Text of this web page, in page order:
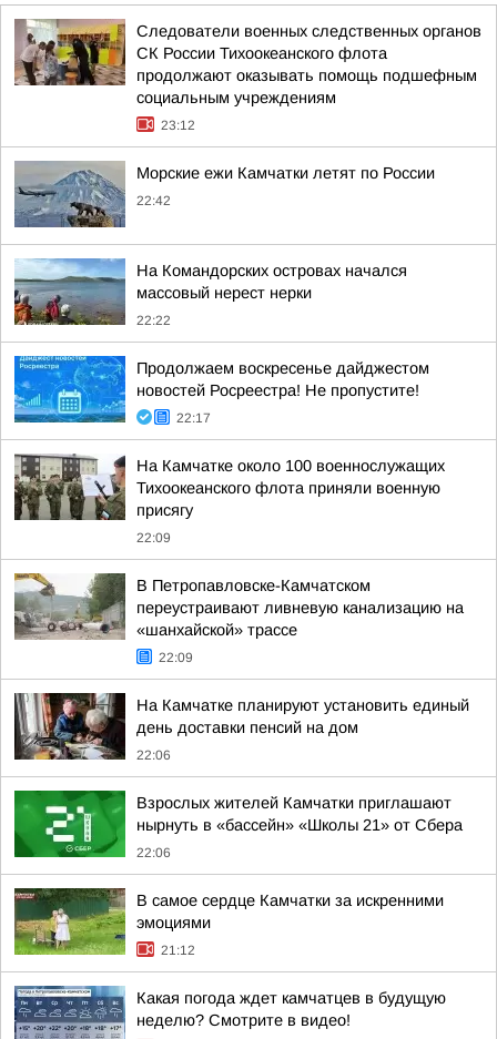
Следователи военных следственных органов
СК России Тихоокеанского флота
продолжают оказывать помощь подшефным
социальным учреждениям
23:12
Морские ежи Камчатки летят по России
22:42
На Командорских островах начался
массовый нерест нерки
22:22
Продолжаем воскресенье дайджестом
новостей Росреестра! Не пропустите!
22:17
На Камчатке около 100 военнослужащих
Тихоокеанского флота приняли военную
присягу
22:09
В Петропавловске-Камчатском
переустраивают ливневую канализацию на
«шанхайской» трассе
22:09
На Камчатке планируют установить единый
день доставки пенсий на дом
22:06
Взрослых жителей Камчатки приглашают
нырнуть в «бассейн» «Школы 21» от Сбера
22:06
В самое сердце Камчатки за искренними
эмоциями
21:12
Какая погода ждет камчатцев в будущую
неделю? Cмотрите в видео!